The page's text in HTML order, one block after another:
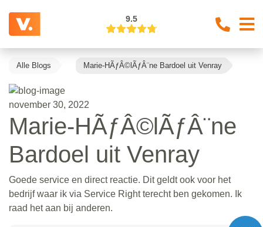
9.5
Alle Blogs Marie-HÃƒÂ©lÃƒÂ¨ne Bardoel uit Venray
november 30, 2022
Marie-HÃƒÂ©lÃƒÂ¨ne
Bardoel uit Venray
Goede service en direct reactie. Dit geldt ook voor het
bedrijf waar ik via Service Right terecht ben gekomen. Ik
raad het aan bij anderen.